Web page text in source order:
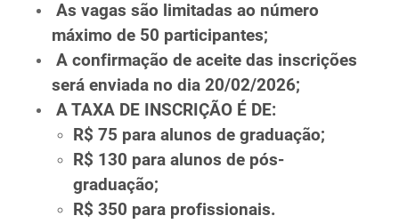
As vagas são limitadas ao número
máximo de 50 participantes;
A confirmação de aceite das inscrições
será enviada no dia 20/02/2026;
A TAXA DE INSCRIÇÃO É DE:
R$ 75 para alunos de graduação;
R$ 130 para alunos de pós-
graduação;
R$ 350 para profissionais.